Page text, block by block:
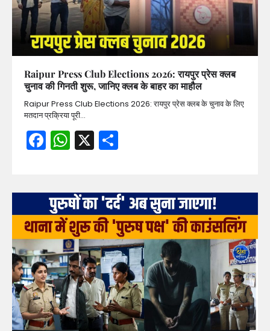
Raipur Press Club Elections 2026: रायपुर प्रेस क्लब
चुनाव की गिनती शुरू, जानिए क्लब के बाहर का माहौल
Raipur Press Club Elections 2026: रायपुर प्रेस क्लब के चुनाव के लिए
मतदान प्रक्रिया पूरी…
Facebook
WhatsApp
X